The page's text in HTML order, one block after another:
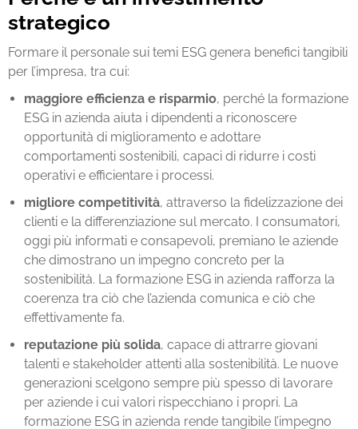
strategico
Formare il personale sui temi ESG genera benefici tangibili
per l’impresa, tra cui:
maggiore efficienza e risparmio, perché la formazione
ESG in azienda aiuta i dipendenti a riconoscere
opportunità di miglioramento e adottare
comportamenti sostenibili, capaci di ridurre i costi
operativi e efficientare i processi.
migliore competitività, attraverso la fidelizzazione dei
clienti e la differenziazione sul mercato. I consumatori,
oggi più informati e consapevoli, premiano le aziende
che dimostrano un impegno concreto per la
sostenibilità. La formazione ESG in azienda rafforza la
coerenza tra ciò che l’azienda comunica e ciò che
effettivamente fa.
reputazione più solida, capace di attrarre giovani
talenti e stakeholder attenti alla sostenibilità. Le nuove
generazioni scelgono sempre più spesso di lavorare
per aziende i cui valori rispecchiano i propri. La
formazione ESG in azienda rende tangibile l’impegno